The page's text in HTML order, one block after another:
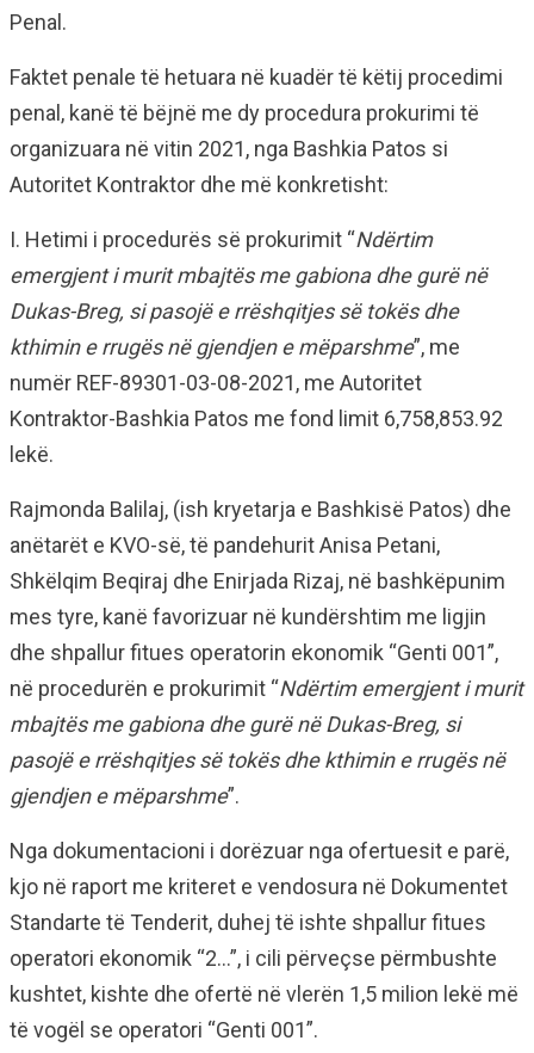
Penal.
Faktet penale të hetuara në kuadër të këtij procedimi
penal, kanë të bëjnë me dy procedura prokurimi të
organizuara në vitin 2021, nga Bashkia Patos si
Autoritet Kontraktor dhe më konkretisht:
I. Hetimi i procedurës së prokurimit “Ndërtim
emergjent i murit mbajtës me gabiona dhe gurë në
Dukas-Breg, si pasojë e rrëshqitjes së tokës dhe
kthimin e rrugës në gjendjen e mëparshme”, me
numër REF-89301-03-08-2021, me Autoritet
Kontraktor-Bashkia Patos me fond limit 6,758,853.92
lekë.
Rajmonda Balilaj, (ish kryetarja e Bashkisë Patos) dhe
anëtarët e KVO-së, të pandehurit Anisa Petani,
Shkëlqim Beqiraj dhe Enirjada Rizaj, në bashkëpunim
mes tyre, kanë favorizuar në kundërshtim me ligjin
dhe shpallur fitues operatorin ekonomik “Genti 001”,
në procedurën e prokurimit “Ndërtim emergjent i murit
mbajtës me gabiona dhe gurë në Dukas-Breg, si
pasojë e rrëshqitjes së tokës dhe kthimin e rrugës në
gjendjen e mëparshme”.
Nga dokumentacioni i dorëzuar nga ofertuesit e parë,
kjo në raport me kriteret e vendosura në Dokumentet
Standarte të Tenderit, duhej të ishte shpallur fitues
operatori ekonomik “2…”, i cili përveçse përmbushte
kushtet, kishte dhe ofertë në vlerën 1,5 milion lekë më
të vogël se operatori “Genti 001”.